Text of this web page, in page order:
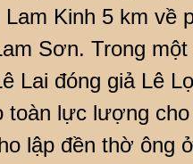
Kinh 5 km về
Sơn. Trong
Lai đóng giả Lê
toàn lực lượng
lập đền thờ ông